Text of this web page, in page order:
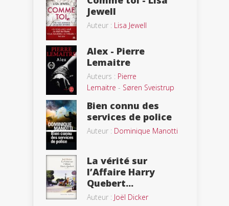
Jewell
Auteur : Lisa Jewell
Alex - Pierre
Lemaitre
Auteurs : Pierre
Lemaitre - Søren Sveistrup
Bien connu des
services de police
Auteur : Dominique Manotti
La vérité sur
l’Affaire Harry
Quebert...
Auteur : Joël Dicker